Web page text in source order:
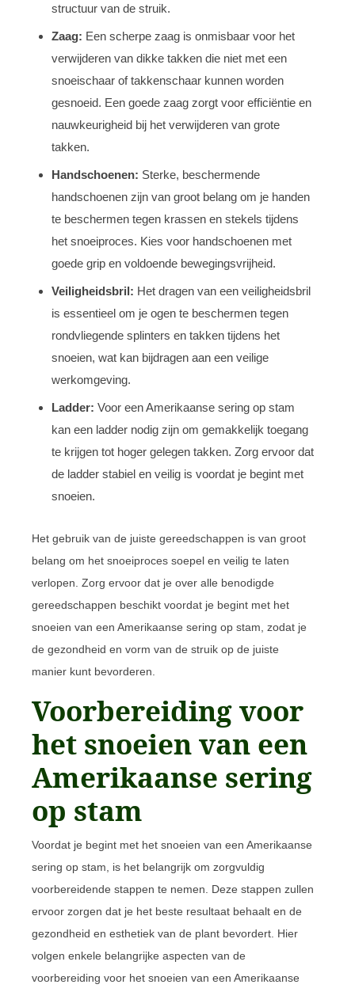
structuur van de struik.
Zaag: Een scherpe zaag is onmisbaar voor het
verwijderen van dikke takken die niet met een
snoeischaar of takkenschaar kunnen worden
gesnoeid. Een goede zaag zorgt voor efficiëntie en
nauwkeurigheid bij het verwijderen van grote
takken.
Handschoenen: Sterke, beschermende
handschoenen zijn van groot belang om je handen
te beschermen tegen krassen en stekels tijdens
het snoeiproces. Kies voor handschoenen met
goede grip en voldoende bewegingsvrijheid.
Veiligheidsbril: Het dragen van een veiligheidsbril
is essentieel om je ogen te beschermen tegen
rondvliegende splinters en takken tijdens het
snoeien, wat kan bijdragen aan een veilige
werkomgeving.
Ladder: Voor een Amerikaanse sering op stam
kan een ladder nodig zijn om gemakkelijk toegang
te krijgen tot hoger gelegen takken. Zorg ervoor dat
de ladder stabiel en veilig is voordat je begint met
snoeien.
Het gebruik van de juiste gereedschappen is van groot
belang om het snoeiproces soepel en veilig te laten
verlopen. Zorg ervoor dat je over alle benodigde
gereedschappen beschikt voordat je begint met het
snoeien van een Amerikaanse sering op stam, zodat je
de gezondheid en vorm van de struik op de juiste
manier kunt bevorderen.
Voorbereiding voor
het snoeien van een
Amerikaanse sering
op stam
Voordat je begint met het snoeien van een Amerikaanse
sering op stam, is het belangrijk om zorgvuldig
voorbereidende stappen te nemen. Deze stappen zullen
ervoor zorgen dat je het beste resultaat behaalt en de
gezondheid en esthetiek van de plant bevordert. Hier
volgen enkele belangrijke aspecten van de
voorbereiding voor het snoeien van een Amerikaanse